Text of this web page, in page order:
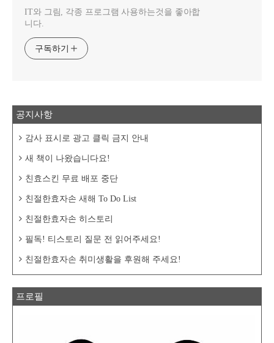
IT와 그림, 각종 프로그램 사용하는것을 좋아합
니다.
구독하기
공지사항
감사 표시로 광고 클릭 금지 안내
새 책이 나왔습니다요!
친효스킨 무료 배포 중단
친절한효자손 새해 To Do List
친절한효자손 히스토리
필독! 티스토리 질문 전 읽어주세요!
친절한효자손 취미생활을 후원해 주세요!
프로필